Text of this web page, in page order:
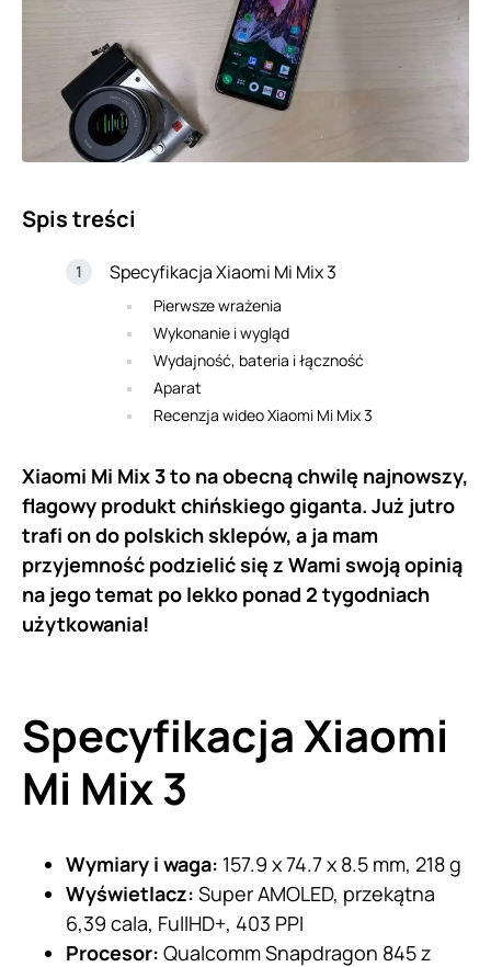
Spis treści
Specyfikacja Xiaomi Mi Mix 3
Pierwsze wrażenia
Wykonanie i wygląd
Wydajność, bateria i łączność
Aparat
Recenzja wideo Xiaomi Mi Mix 3
Xiaomi Mi Mix 3 to na obecną chwilę najnowszy,
flagowy produkt chińskiego giganta. Już jutro
trafi on do polskich sklepów, a ja mam
przyjemność podzielić się z Wami swoją opinią
na jego temat po lekko ponad 2 tygodniach
użytkowania!
SpecyfikacjaXiaomi
Mi Mix 3
Wymiary i waga: 157.9 x 74.7 x 8.5 mm, 218 g
Wyświetlacz: Super AMOLED, przekątna
6,39 cala, FullHD+, 403 PPI
Procesor: Qualcomm Snapdragon 845 z